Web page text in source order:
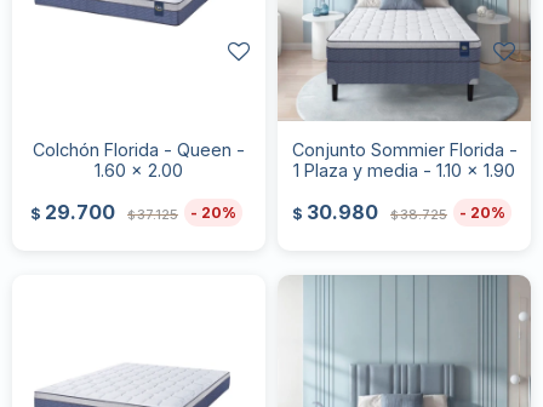
Colchón Florida - Queen -
1.60 x 2.00
$ 29.700 $37.125 20
Conjunto Sommier Florida -
1 Plaza y media - 1.10 x 1.90
$ 30.980 $38.725 20